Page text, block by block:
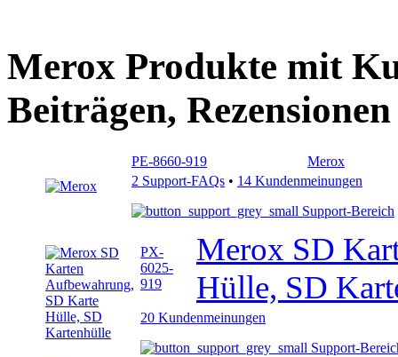
Merox Produkte mit
Beiträgen,
PE-8660-919
Merox
2 Support-FAQs • 14 Kundenmeinungen
Support-Bereich
PX-
6025-
919
Merox SD
Hülle, SD
20 Kundenmeinungen
Support-